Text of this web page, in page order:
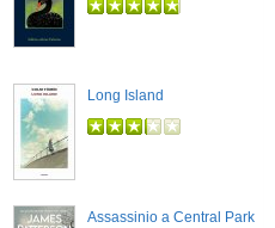
Long Island
Assassinio a Central Park